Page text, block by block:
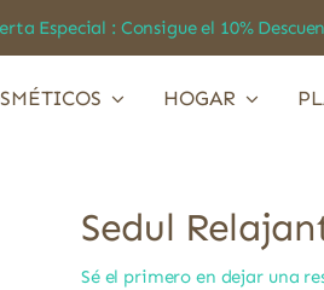
Especial : Consigue el 10%
HOGAR
Sedul
Sé el primero en dejar una